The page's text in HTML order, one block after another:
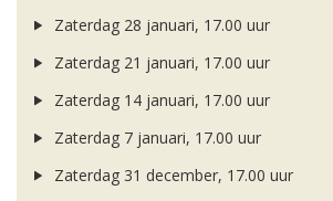
Zaterdag 28 januari, 17.00 uur
Zaterdag 21 januari, 17.00 uur
Zaterdag 14 januari, 17.00 uur
Zaterdag 7 januari, 17.00 uur
Zaterdag 31 december, 17.00 uur